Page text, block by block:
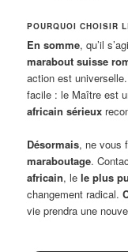
POURQUOI CHOISIR
En somme, qu’il
marabout suisse
action est
facile : le Maître est
africain sérieux
Désormais, ne vous
maraboutage.
africain, lele plus
changement radical.
vie prendra une